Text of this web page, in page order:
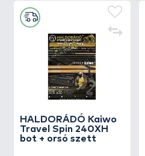
HALDORÁDÓ Kaiwo
Travel Spin 240XH
bot + orsó szett